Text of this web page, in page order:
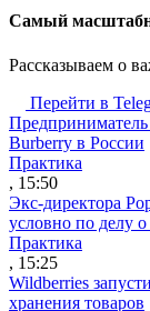
Cамый
Рассказываем о
Перейти в
Предприниматель
Burberry в России
Практика
, 15:50
Экс-директора
условно по делу
Практика
, 15:25
Wildberries
хранения товаров